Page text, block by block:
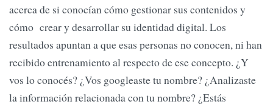
acerca de si conocían cómo gestionar sus contenidos y
cómo crear y desarrollar su identidad digital. Los
resultados apuntan a que esas personas no conocen, ni han
recibido entrenamiento al respecto de ese concepto. ¿Y
vos lo conocés? ¿Vos googleaste tu nombre? ¿Analizaste
la información relacionada con tu nombre? ¿Estás